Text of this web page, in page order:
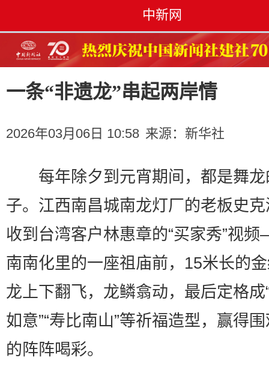
中新网
一条“非遗龙”串起两岸情
2026年03月06日 10:58 来源： 新华社
每年除夕到元宵期间，都是舞龙
子。江西南昌城南龙灯厂的老板史
收到台湾客户林惠章的“买家秀”视
南南化里的一座祖庙前，15米长的
龙上下翻飞，龙鳞翕动，最后定格成
如意”“寿比南山”等祈福造型，赢得
的阵阵喝彩。